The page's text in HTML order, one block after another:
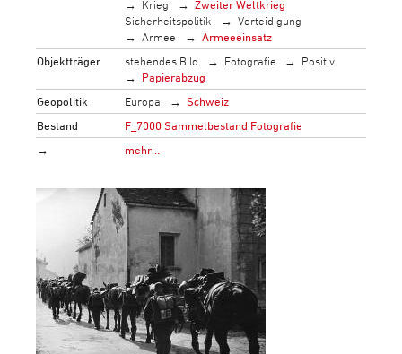
Krieg
Zweiter Weltkrieg
Sicherheitspolitik
Verteidigung
Armee
Armeeeinsatz
Objektträger
stehendes Bild Fotografie
Positiv
Papierabzug
Geopolitik
Europa
Schweiz
Bestand
F_7000 Sammelbestand Fotografie
→
mehr…